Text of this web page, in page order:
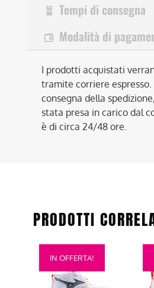
Tempi di consegna
Modalità di
I prodotti acquistati
tramite corriere
consegna della
stata presa in carico dal
è di circa 24/48 ore.
PRODOTTI
IN OFFERTA!
Questo
prodotto